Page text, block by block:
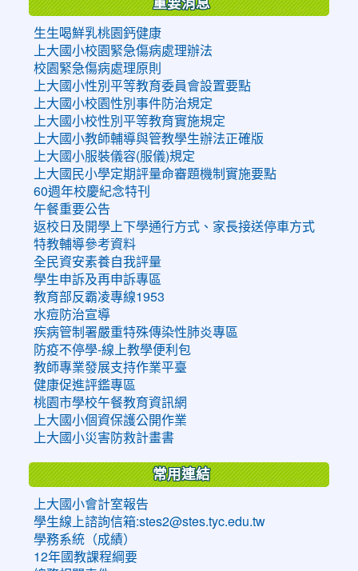
生生喝鮮乳桃園鈣健康
上大國小校園緊急傷病處理辦法
校園緊急傷病處理原則
上大國小性別平等教育委員會設置要點
上大國小校園性別事件防治規定
上大國小校性別平等教育實施規定
上大國小教師輔導與管教學生辦法正確版
上大國小服裝儀容(服儀)規定
上大國民小學定期評量命審題機制實施要點
60週年校慶紀念特刊
午餐重要公告
返校日及開學上下學通行方式、家長接送停車方式
特教輔導參考資料
全民資安素養自我評量
學生申訴及再申訴專區
教育部反霸凌專線1953
水痘防治宣導
疾病管制署嚴重特殊傳染性肺炎專區
防疫不停學-線上教學便利包
教師專業發展支持作業平臺
健康促進評鑑專區
桃園市學校午餐教育資訊網
上大國小個資保護公開作業
上大國小災害防救計畫書
常用連結
上大國小會計室報告
學生線上諮詢信箱:stes2@stes.tyc.edu.tw
學務系統（成績）
12年國教課程綱要